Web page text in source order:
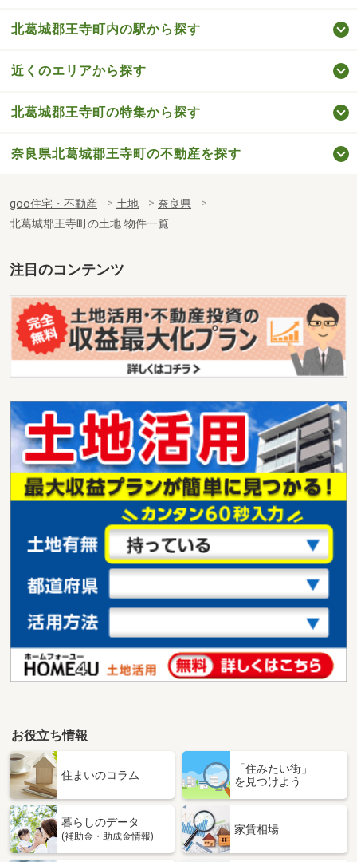
北葛城郡王寺町内の駅から探す
近くのエリアから探す
北葛城郡王寺町の特集から探す
奈良県北葛城郡王寺町の不動産を探す
goo住宅・不動産 土地
奈良県
北葛城郡王寺町の土地 物件一覧
注目のコンテンツ
お役立ち情報
住まいのコラム
「住みたい街」
を見つけよう
暮らしのデータ
(補助金・助成金情報)
家賃相場